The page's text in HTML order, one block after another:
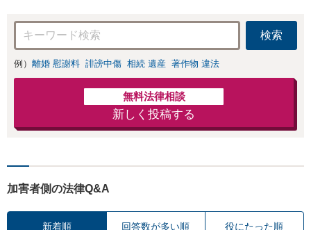
検索
例） 離婚 慰謝料 誹謗中傷 相続 遺産 著作物 違法
無料法律相談
新しく投稿する
加害者側の法律Q&A
新着順 回答数が多い順 役にたった順